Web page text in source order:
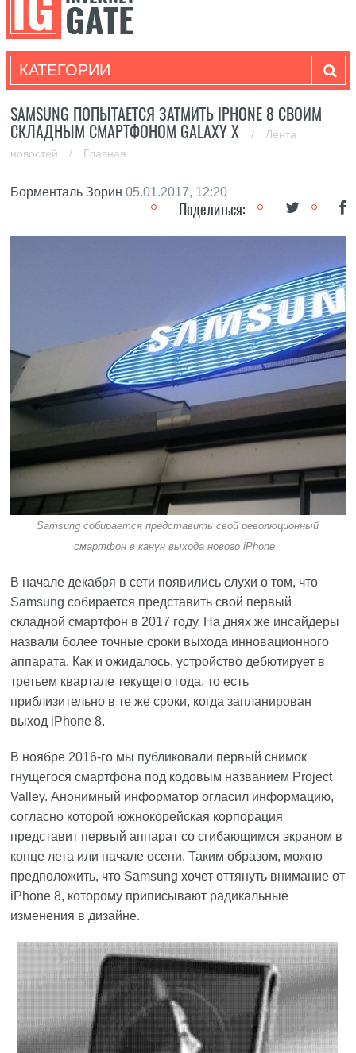
КАТЕГОРИИ
SAMSUNG ПОПЫТАЕТСЯ ЗАТМИТЬ IPHONE 8 СВОИМ
СКЛАДНЫМ СМАРТФОНОМ GALAXY X
/
Лента
новостей
/ Главная
Борменталь Зорин 05.01.2017, 12:20
Поделиться:
Samsung собирается представить свой революционный
смартфон в канун выхода нового iPhone
В начале декабря в сети появились слухи о том, что
Samsung собирается представить свой первый
складной смартфон в 2017 году. На днях же инсайдеры
назвали более точные сроки выхода инновационного
аппарата. Как и ожидалось, устройство дебютирует в
третьем квартале текущего года, то есть
приблизительно в те же сроки, когда запланирован
выход iPhone 8.
В ноябре 2016-го мы публиковали первый снимок
гнущегося смартфона под кодовым названием Project
Valley. Анонимный информатор огласил информацию,
согласно которой южнокорейская корпорация
представит первый аппарат со сгибающимся экраном в
конце лета или начале осени. Таким образом, можно
предположить, что Samsung хочет оттянуть внимание от
iPhone 8, которому приписывают радикальные
изменения в дизайне.